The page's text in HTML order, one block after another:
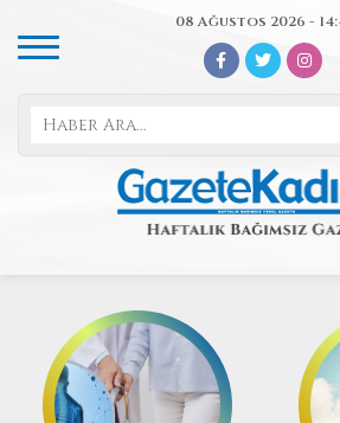
08 Ağustos 2026 -